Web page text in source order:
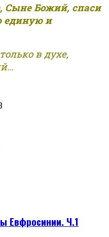
Сыне Божий, спаси
единую и
в духе,
Евфросинии. Ч.1